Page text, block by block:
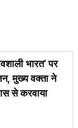
भारत’ पर
मुख्य वक्ता ने
से करवाया